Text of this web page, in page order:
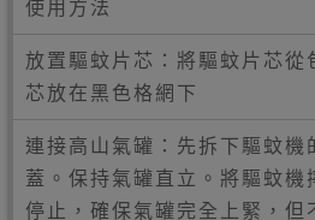
使用方法
放置驅蚊片芯：將驅蚊片芯從
芯放在黑色格網下
連接高山氣罐：先拆下驅蚊機
蓋。保持氣罐直立。將驅蚊機
停止，確保氣罐完全上緊，但